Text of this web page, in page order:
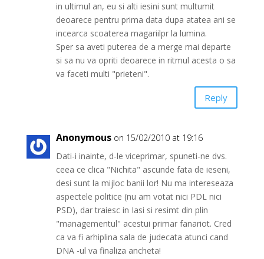
in ultimul an, eu si alti iesini sunt multumit
deoarece pentru prima data dupa atatea ani se
incearca scoaterea magariilpr la lumina.
Sper sa aveti puterea de a merge mai departe
si sa nu va opriti deoarece in ritmul acesta o sa
va faceti multi "prieteni".
Reply
Anonymous on 15/02/2010 at 19:16
Dati-i inainte, d-le viceprimar, spuneti-ne dvs.
ceea ce clica "Nichita" ascunde fata de ieseni,
desi sunt la mijloc banii lor! Nu ma intereseaza
aspectele politice (nu am votat nici PDL nici
PSD), dar traiesc in Iasi si resimt din plin
"managementul" acestui primar fanariot. Cred
ca va fi arhiplina sala de judecata atunci cand
DNA -ul va finaliza ancheta!